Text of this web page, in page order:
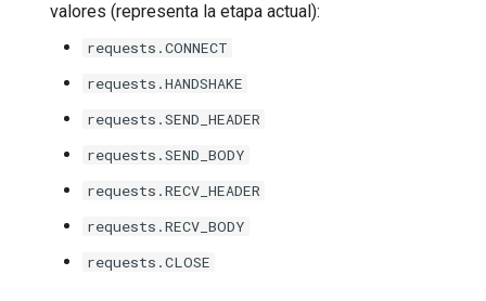
lua-upstream
markdown
valores (representa la etapa actual):
requests.CONNECT
requests.HANDSHAKE
requests.SEND_HEADER
requests.SEND_BODY
requests.RECV_HEADER
requests.RECV_BODY
requests.CLOSE